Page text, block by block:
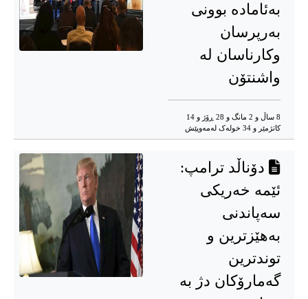
بەئامادە بوونی
بەرپرسان
وکارناسان لە
واشنتۆن
8 ساڵ و 2 مانگ و 28 ڕۆژ و 14
کاتژمێر و 34 خوله‌ک له‌مه‌وپێش‌
دۆناڵد ترامپ:
ئێمە خەریکی
سەپاندنی
بەهێزترین و
توندترین
گەمارۆکان دژ بە